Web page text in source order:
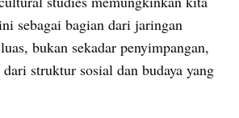
sebagai bagian dari jaringan
bukan sekadar penyimpangan,
struktur sosial dan budaya yang